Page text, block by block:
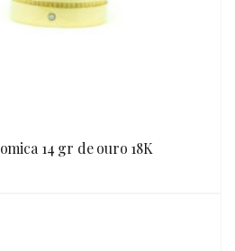
14 gr de ouro 18K